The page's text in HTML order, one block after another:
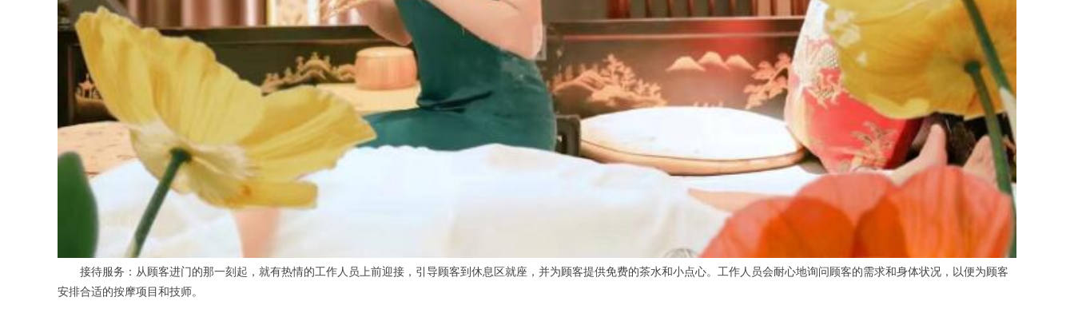
接待服务：从顾客进门的那一刻起，就有热情的工作人员上前迎接，引导顾客到休息区就座，并为顾客提供免费的茶水和小点心。工作人员会耐心地询问顾客的需求和身体状况，以便为顾客
安排合适的按摩项目和技师。